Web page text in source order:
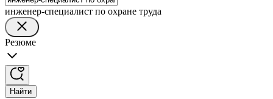
инженер-специалист по охране труда
Резюме
Найти